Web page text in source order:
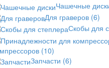
Чашечные
Для граверов (6)
Скобы для
(10)
Запчасти (6)